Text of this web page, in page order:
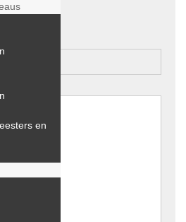
en